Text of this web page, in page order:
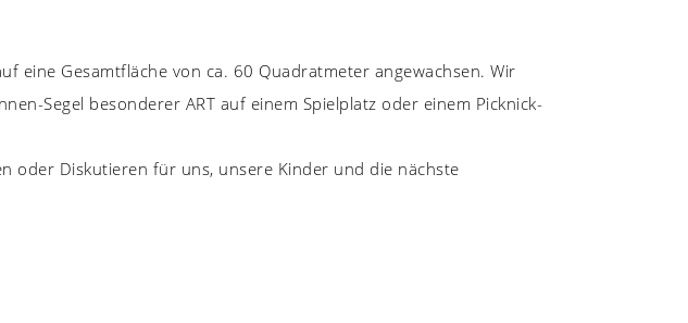
eine Gesamtfläche von ca. 60 Quadratmeter angewachsen. Wir
Segel besonderer ART auf einem Spielplatz oder einem Picknick-
oder Diskutieren für uns, unsere Kinder und die nächste